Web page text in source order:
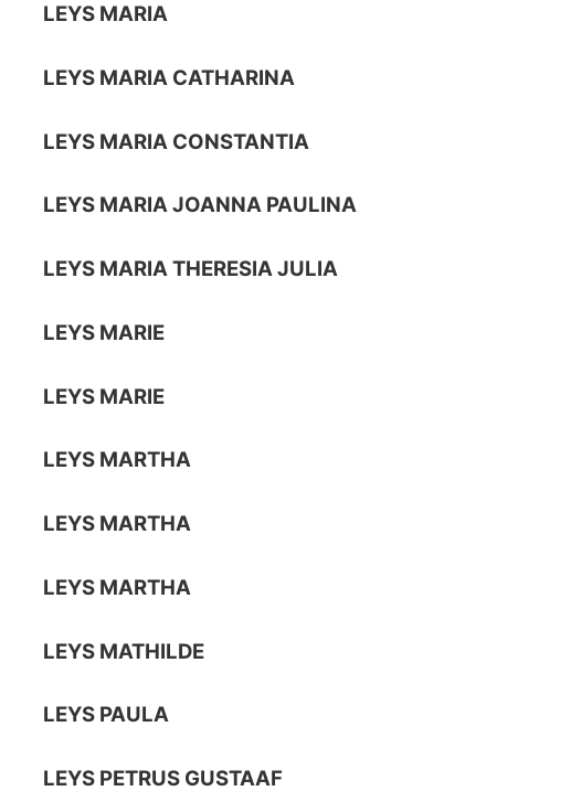
LEYS MARIA
LEYS MARIA CATHARINA
LEYS MARIA CONSTANTIA
LEYS MARIA JOANNA PAULINA
LEYS MARIA THERESIA JULIA
LEYS MARIE
LEYS MARIE
LEYS MARTHA
LEYS MARTHA
LEYS MARTHA
LEYS MATHILDE
LEYS PAULA
LEYS PETRUS GUSTAAF